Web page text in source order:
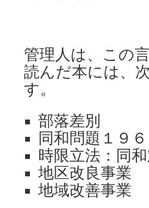
管理人は、この
読んだ本には、
す。
部落差別
同和問題１９
時限立法：同
地区改良事業
地域改善事業